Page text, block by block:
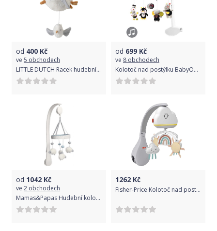
od 400 Kč
ve 5 obchodech
LITTLE DUTCH Racek hudební Námořnický záliv
od 699 Kč
ve 8 obchodech
Kolotoč nad postýlku BabyOno Dream Team
od 1042 Kč
ve 2 obchodech
Mamas&Papas Hudební kolotoč Ovečka
1262 Kč
Fisher-Price Kolotoč nad postýlku Déšť s duhou HBP40